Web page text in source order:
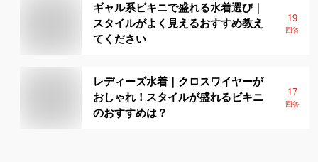
ギャル系ビキニで盛れる水着選び｜
スタイルがよく見えるおすすめ教え
てください
19
回答
レディーズ水着｜クロスワイヤーが
おしゃれ！スタイルが盛れるビキニ
のおすすめは？
17
回答